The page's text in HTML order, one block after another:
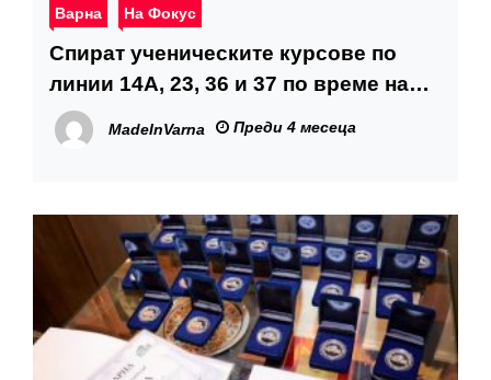
Варна На Фокус
Спират ученическите курсове по
линии 14А, 23, 36 и 37 по време на
великденската ваканция
MadeInVarna Преди 4 месеца